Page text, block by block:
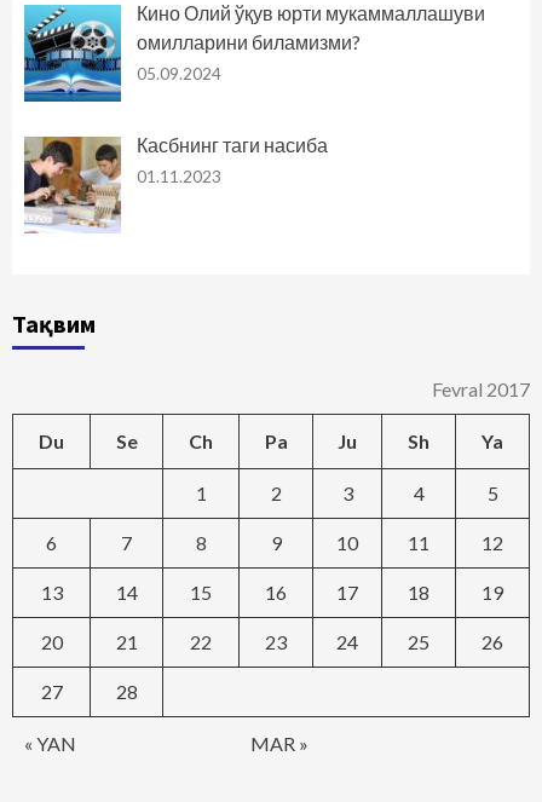
Кино Олий ўқув юрти мукаммаллашуви
омилларини биламизми?
05.09.2024
Касбнинг таги насиба
01.11.2023
Тақвим
Fevral 2017
Du Se Ch Pa Ju Sh Ya
« YAN MAR »
1 2 3 4 5
6 7 8 9 10 11 12
13 14 15 16 17 18 19
20 21 22 23 24 25 26
27 28